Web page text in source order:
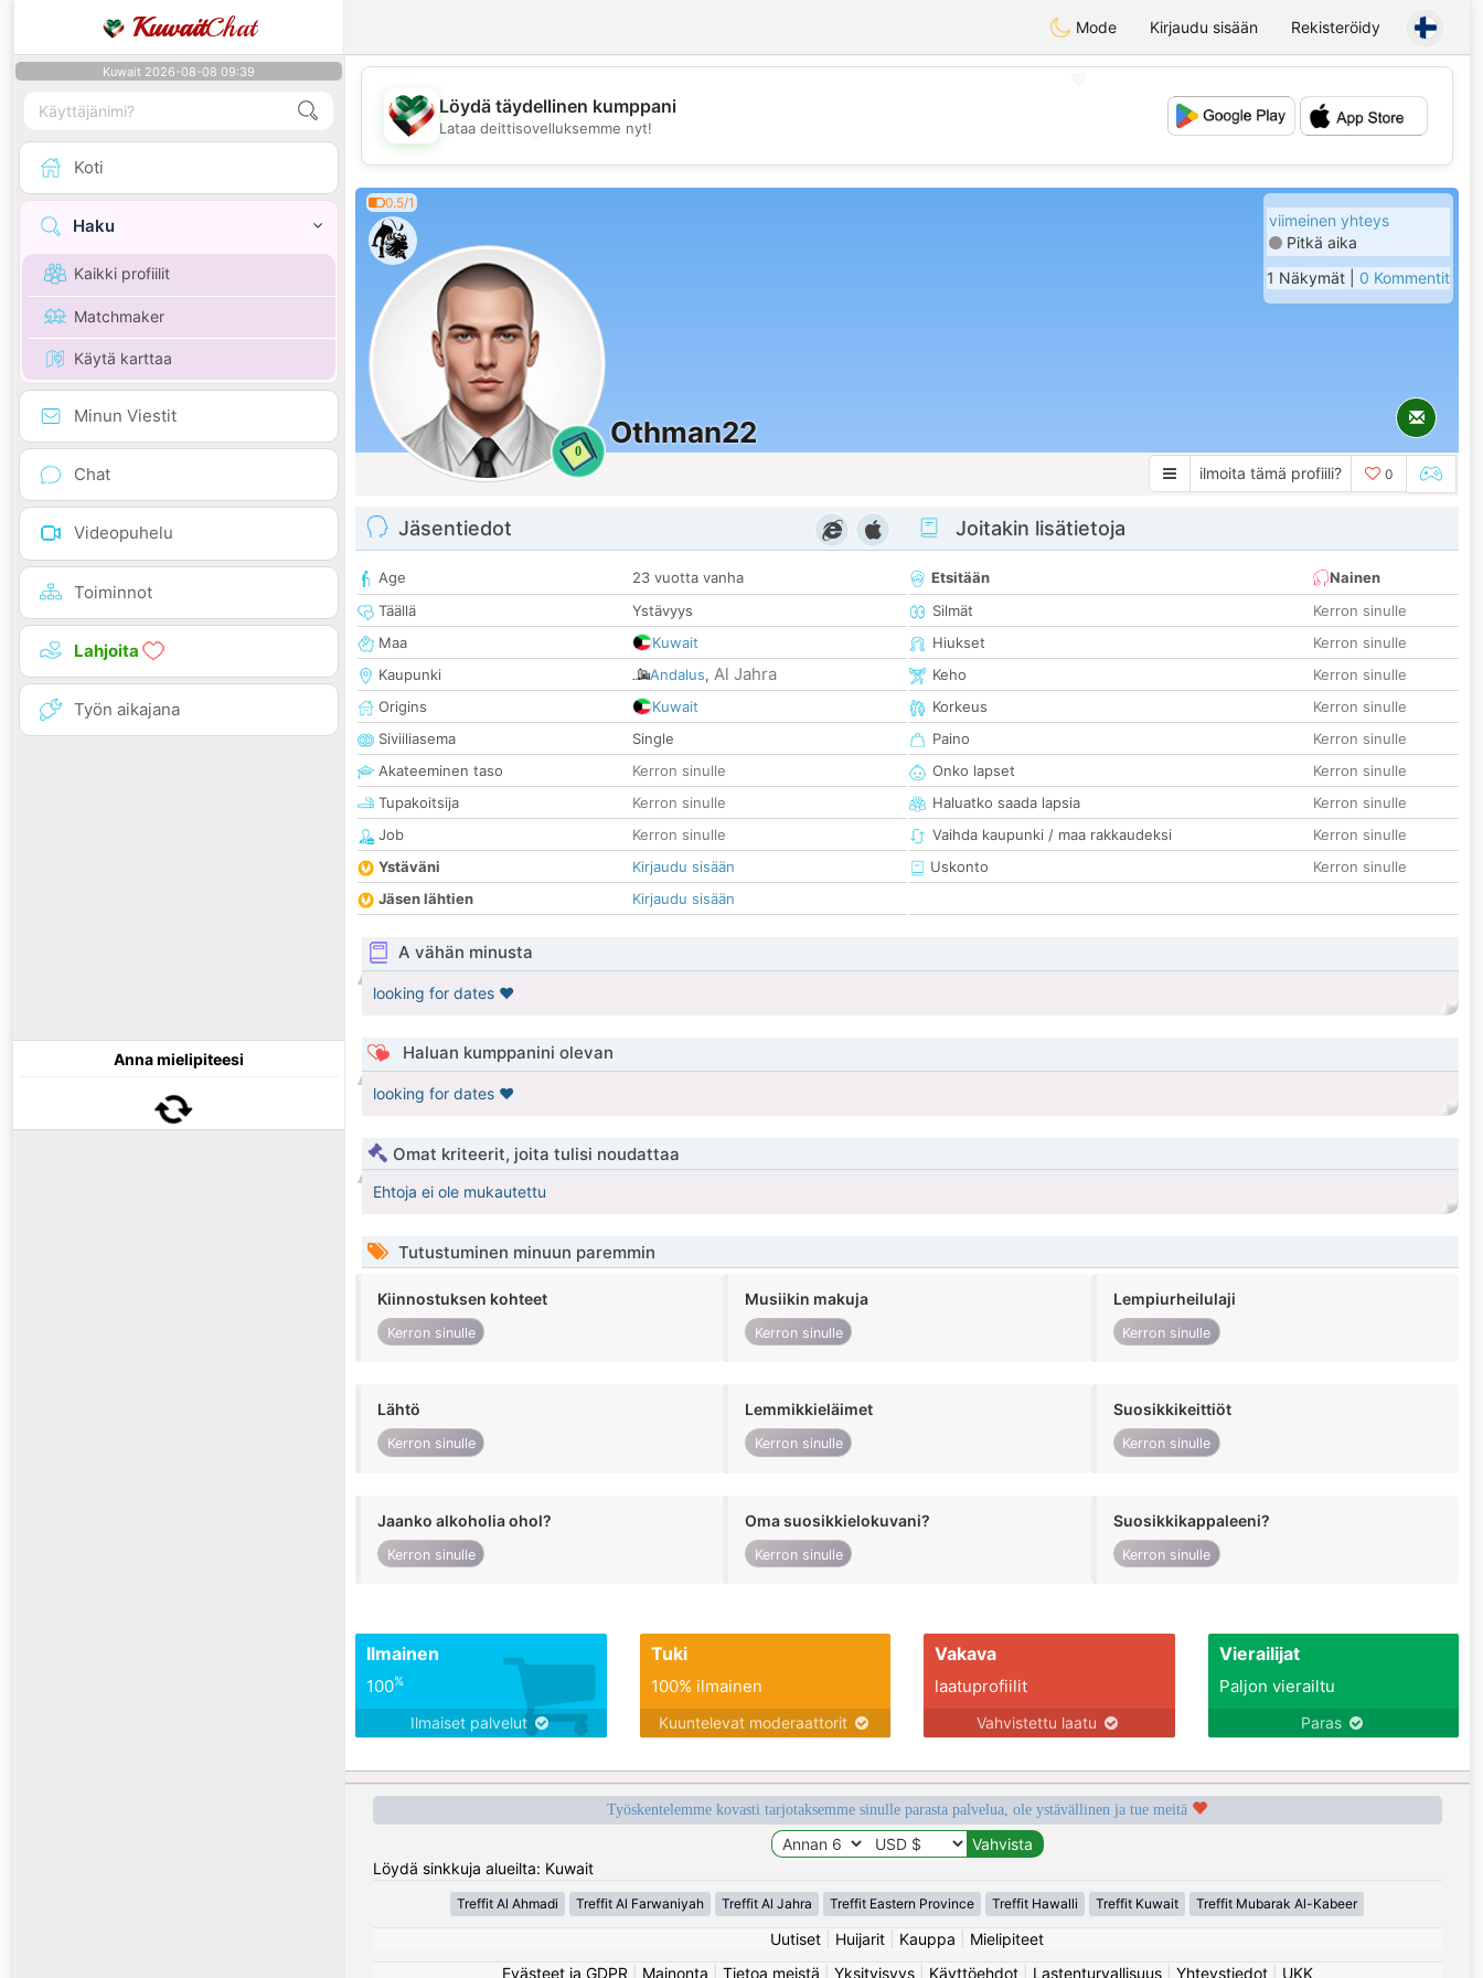
KuwaitChat Mode Kirjaudu sisään Rekisteröidy
Kuwait 2026-08-08 09:39
Koti
Haku
Kaikki profiilit
Matchmaker
Käytä karttaa
Minun Viestit
Chat
Videopuhelu
Toiminnot
Lahjoita
Työn aikajana
Anna mielipiteesi
💖
💕
Löydä täydellinen kumppani
Lataa deittisovelluksemme nyt!
0.5/1
0
Othman22
viimeinen yhteys
Pitkä aika
1 Näkymät | 0 Kommentit
ilmoita tämä profiili? 0
Jäsentiedot
Age
23 vuotta vanha
Täällä
Ystävyys
Maa
Kuwait
Kaupunki
Andalus, Al Jahra
Origins
Kuwait
Siviiliasema
Single
Akateeminen taso
Kerron sinulle
Tupakoitsija
Kerron sinulle
Job
Kerron sinulle
Ystäväni
Kirjaudu sisään
Jäsen lähtien
Kirjaudu sisään
Joitakin lisätietoja
Etsitään
Nainen
Silmät
Kerron sinulle
Hiukset
Kerron sinulle
Keho
Kerron sinulle
Korkeus
Kerron sinulle
Paino
Kerron sinulle
Onko lapset
Kerron sinulle
Haluatko saada lapsia
Kerron sinulle
Vaihda kaupunki / maa rakkaudeksi
Kerron sinulle
Uskonto
Kerron sinulle
A vähän minusta
looking for dates ❤️
Haluan kumppanini olevan
looking for dates ❤️
Omat kriteerit, joita tulisi noudattaa
Ehtoja ei ole mukautettu
Tutustuminen minuun paremmin
Kiinnostuksen kohteet
Kerron sinulle
Musiikin makuja
Kerron sinulle
Lempiurheilulaji
Kerron sinulle
Lähtö
Kerron sinulle
Lemmikkieläimet
Kerron sinulle
Suosikkikeittiöt
Kerron sinulle
Jaanko alkoholia ohol?
Kerron sinulle
Oma suosikkielokuvani?
Kerron sinulle
Suosikkikappaleeni?
Kerron sinulle
Ilmainen
100%
Ilmaiset palvelut
Tuki
100% ilmainen
Kuuntelevat moderaattorit
Vakava
laatuprofiilit
Vahvistettu laatu
Vierailijat
Paljon vierailtu
Paras
Työskentelemme kovasti tarjotaksemme sinulle parasta palvelua, ole ystävällinen ja tue meitä
Löydä sinkkuja alueilta: Kuwait
Treffit Al Ahmadi Treffit Al Farwaniyah Treffit Al Jahra Treffit Eastern Province Treffit Hawalli Treffit Kuwait Treffit Mubarak Al-Kabeer
Uutiset Huijarit Kauppa
Mielipiteet
Evästeet ja GDPR
Mainonta Tietoa meistä Yksityisyys| Käyttöehdot| Lastenturvallisuus| Yhteystiedot| UKK